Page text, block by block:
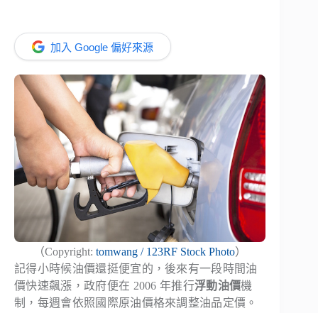
加入 Google 偏好來源
（Copyright:tomwang / 123RF Stock Photo）
記得小時候油價還挺便宜的，後來有一段時間油
價快速飆漲，政府便在 2006 年推行浮動油價機
制，每週會依照國際原油價格來調整油品定價。